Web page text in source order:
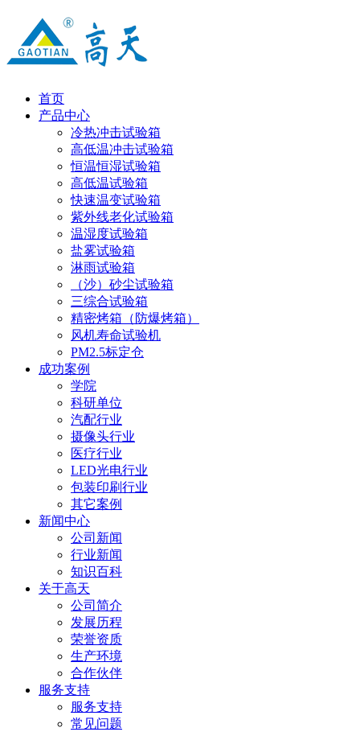
首页
产品中心
冷热冲击试验箱
高低温冲击试验箱
恒温恒湿试验箱
高低温试验箱
快速温变试验箱
紫外线老化试验箱
温湿度试验箱
盐雾试验箱
淋雨试验箱
（沙）砂尘试验箱
三综合试验箱
精密烤箱（防爆烤箱）
风机寿命试验机
PM2.5标定仓
成功案例
学院
科研单位
汽配行业
摄像头行业
医疗行业
LED光电行业
包装印刷行业
其它案例
新闻中心
公司新闻
行业新闻
知识百科
关于高天
公司简介
发展历程
荣誉资质
生产环境
合作伙伴
服务支持
服务支持
常见问题